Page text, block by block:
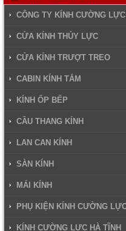
CÔNG TY KÍNH CƯỜNG
CỬA KÍNH THỦY LỰC
CỬA KÍNH TRƯỢT TREO
CABIN KÍNH TẮM
KÍNH ỐP BẾP
CẦU THANG KÍNH
LAN CAN KÍNH
SÀN KÍNH
MÁI KÍNH
PHỤ KIỆN KÍNH CƯỜNG
KÍNH CƯỜNG LỰC HÀ TĨNH